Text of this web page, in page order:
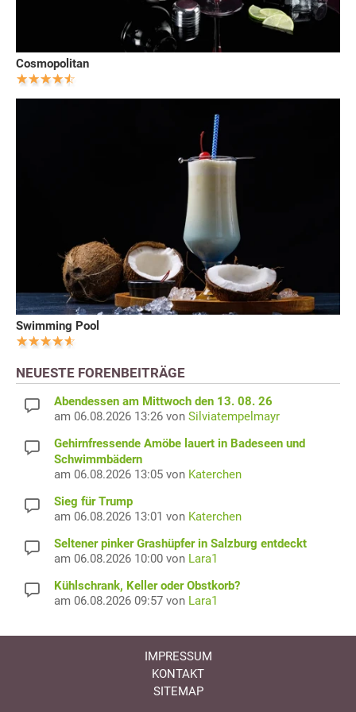
Cosmopolitan
Swimming Pool
NEUESTE FORENBEITRÄGE
Abendessen am Mittwoch den 13. 08. 26
am 06.08.2026 13:26 von Silviatempelmayr
Gehirnfressende Amöbe lauert in Badeseen und
Schwimmbädern
am 06.08.2026 13:05 von Katerchen
Sieg für Trump
am 06.08.2026 13:01 von Katerchen
Seltener pinker Grashüpfer in Salzburg entdeckt
am 06.08.2026 10:00 von Lara1
Kühlschrank, Keller oder Obstkorb?
am 06.08.2026 09:57 von Lara1
IMPRESSUM
KONTAKT
SITEMAP